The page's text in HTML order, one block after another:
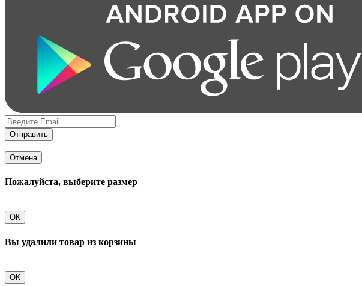
Отправить
Отмена
Пожалуйста, выберите размер
ОК
Вы удалили товар из корзины
ОК